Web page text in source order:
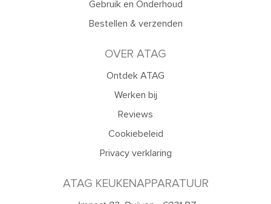
Gebruik en Onderhoud
Bestellen & verzenden
OVER ATAG
Ontdek ATAG
Werken bij
Reviews
Cookiebeleid
Privacy verklaring
ATAG KEUKENAPPARATUUR